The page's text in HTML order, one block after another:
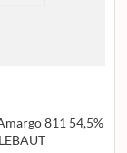
811 54,5%